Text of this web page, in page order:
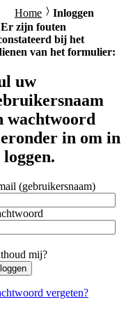
Home
Inloggen
Er zijn fouten
bij het
van het formulier:
uw
wachtwoord
in om in
loggen.
(gebruikersnaam)
mij?
vergeten?